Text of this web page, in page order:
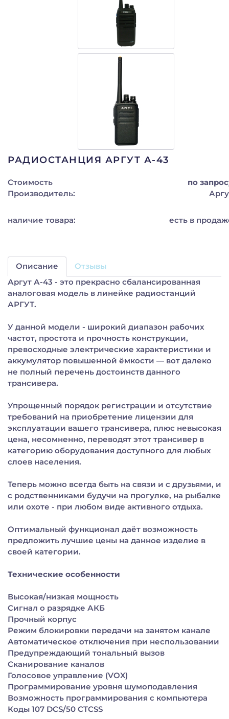
РАДИОСТАНЦИЯ АРГУТ А-43
Стоимость
по
Производитель:
наличие товара: есть в
Описание
Отзывы
Аргут А-43 - это прекрасно сбалансированная
аналоговая модель в линейке радиостанций
АРГУТ.
У данной модели - широкий диапазон рабочих
частот, простота и прочность конструкции,
превосходные электрические характеристики и
аккумулятор повышенной ёмкости — вот далеко
не полный перечень достоинств данного
трансивера.
Упрощенный порядок регистрации и отсутствие
требований на приобретение лицензии для
эксплуатации вашего трансивера, плюс невысокая
цена, несомненно, переводят этот трансивер в
категорию оборудования доступного для любых
слоев населения.
Теперь можно всегда быть на связи и с друзьями, и
с родственниками будучи на прогулке, на рыбалке
или охоте - при любом виде активного отдыха.
Оптимальный функционал даёт возможность
предложить лучшие цены на данное изделие в
своей категории.
Технические особенности
Высокая/низкая мощность
Сигнал о разрядке АКБ
Прочный корпус
Режим блокировки передачи на занятом канале
Автоматическое отключения при неспользовании
Предупреждающий тональный вызов
Сканирование каналов
Голосовое управление (VOX)
Программирование уровня шумоподавления
Возможность программирования с компьютера
Коды 107 DCS/50 CTCSS